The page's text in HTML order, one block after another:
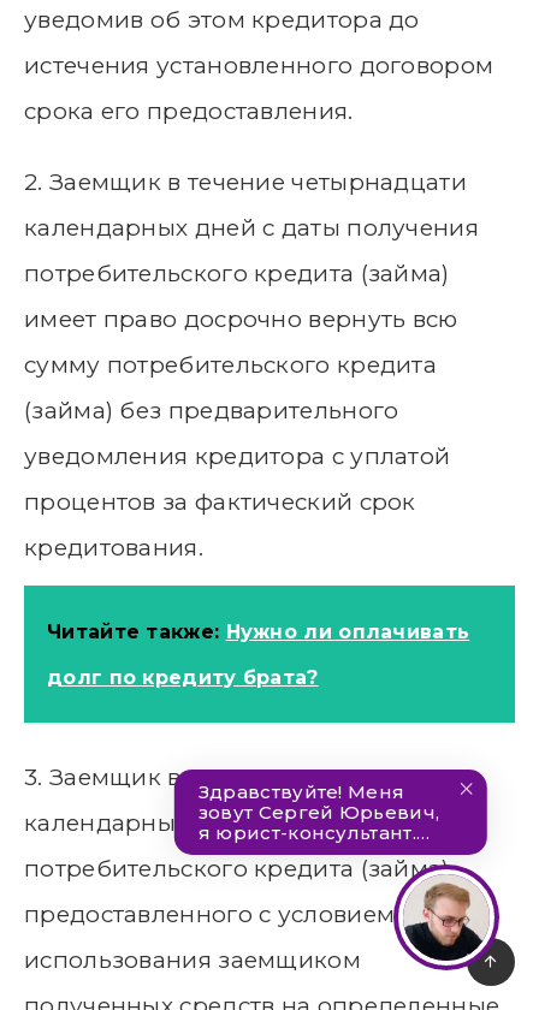
уведомив об этом кредитора до
истечения установленного договором
срока его предоставления.
2. Заемщик в течение четырнадцати
календарных дней с даты получения
потребительского кредита (займа)
имеет право досрочно вернуть всю
сумму потребительского кредита
(займа) без предварительного
уведомления кредитора с уплатой
процентов за фактический срок
кредитования.
Читайте также: Нужно ли оплачивать
долг по кредиту брата?
3. Заемщик в течение тридцати
календарных дней с даты получения
потребительского кредита (займа),
предоставленного с условием
использования заемщиком